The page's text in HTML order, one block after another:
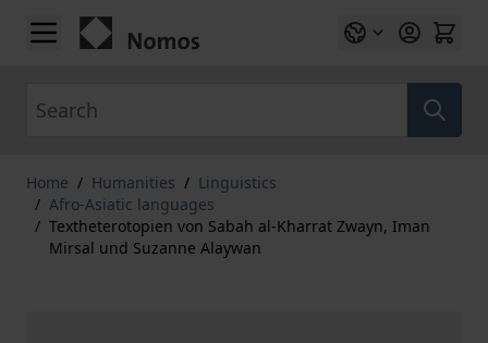
Skip to Content
Home / Humanities / Linguistics
/ Afro-Asiatic languages
/ Textheterotopien von Sabah al-Kharrat Zwayn, Iman
Mirsal und Suzanne Alaywan